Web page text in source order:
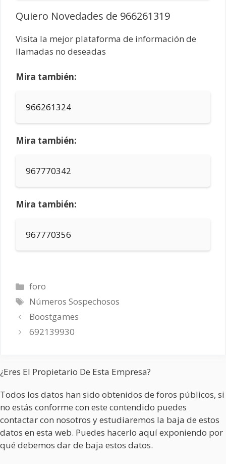
Quiero Novedades de 966261319
Visita la mejor plataforma de información de
llamadas no deseadas
Mira también:
966261324
Mira también:
967770342
Mira también:
967770356
Categorías
foro
Etiquetas
Números Sospechosos
Boostgames
692139930
¿Eres El Propietario De Esta Empresa?
Todos los datos han sido obtenidos de foros públicos, si
no estás conforme con este contendido puedes
contactar con nosotros y estudiaremos la baja de estos
datos en esta web. Puedes hacerlo aquí exponiendo por
qué debemos dar de baja estos datos.